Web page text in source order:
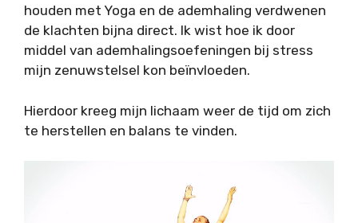
houden met Yoga en de ademhaling verdwenen
de klachten bijna direct. Ik wist hoe ik door
middel van ademhalingsoefeningen bij stress
mijn zenuwstelsel kon beïnvloeden.
Hierdoor kreeg mijn lichaam weer de tijd om zich
te herstellen en balans te vinden.